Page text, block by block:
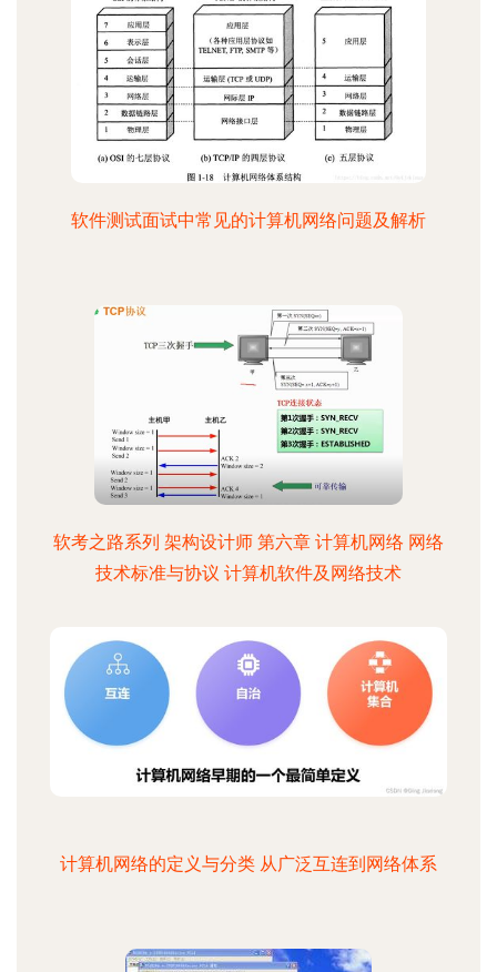
软件测试面试中常见的计算机网络问题及解析
软考之路系列 架构设计师 第六章 计算机网络 网络
技术标准与协议 计算机软件及网络技术
计算机网络的定义与分类 从广泛互连到网络体系